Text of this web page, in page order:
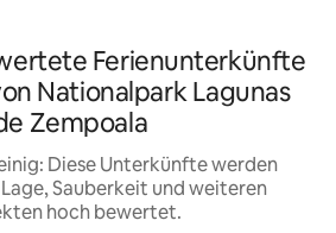
Ferienunterkünfte
Nationalpark Lagunas
Zempoala
Diese Unterkünfte werden
Sauberkeit und weiteren
hoch bewertet.